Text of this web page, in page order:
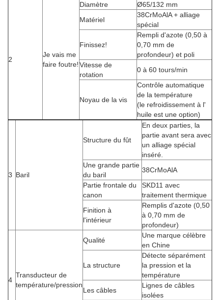
2
Je vais me
faire foutre!
Diamètre
Ø65/132 mm
Matériel
38CrMoAlA + alliage
spécial
Finissez!
Rempli d'azote (0,50 à
0,70 mm de
profondeur) et poli
Vitesse de
rotation
0 à 60 tours/min
Noyau de la vis
Contrôle automatique
de la température
(le refroidissement à l'
huile est une option)
3 Baril
Structure du fût
En deux parties, la
partie avant sera avec
un alliage spécial
inséré.
Une grande partie
du baril
38CrMoAlA
Partie frontale du
canon
SKD11 avec
traitement thermique
Finition à
l'intérieur
Remplis d'azote (0,50
à 0,70 mm de
profondeur)
4
Transducteur de
température/pression
Qualité
Une marque célèbre
en Chine
La structure
Détecte séparément
la pression et la
température
Les câbles
Lignes de câbles
isolées